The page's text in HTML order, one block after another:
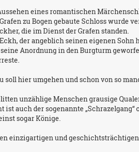
eines romantischen
Grafen zu Bogen gebaute Schloss
die im Dienst der Grafen standen.
der angeblich seinen eigenen
Anordnung in den Burgturm
soll hier umgehen und schon von so
unzählige Menschen grausige
ist auch der sogenannte
sogar Könige.
einzigartigen und